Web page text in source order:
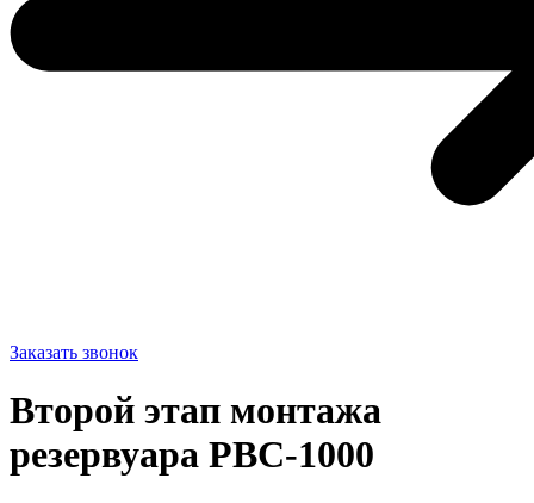
Заказать звонок
Второй этап монтажа
резервуара РВС-1000